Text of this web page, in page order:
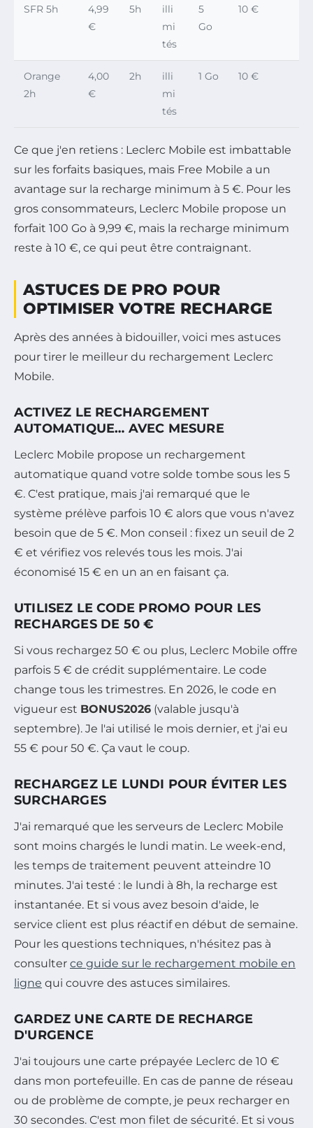
SFR 5h
4,99
€
5h
illi
mi
tés
5
Go
10 €
Orange
2h
4,00
€
2h
illi
mi
tés
1 Go 10 €
Ce que j'en retiens : Leclerc Mobile est imbattable
sur les forfaits basiques, mais Free Mobile a un
avantage sur la recharge minimum à 5 €. Pour les
gros consommateurs, Leclerc Mobile propose un
forfait 100 Go à 9,99 €, mais la recharge minimum
reste à 10 €, ce qui peut être contraignant.
ASTUCES DE PRO POUR
OPTIMISER VOTRE RECHARGE
Après des années à bidouiller, voici mes astuces
pour tirer le meilleur du rechargement Leclerc
Mobile.
ACTIVEZ LE RECHARGEMENT
AUTOMATIQUE… AVEC MESURE
Leclerc Mobile propose un rechargement
automatique quand votre solde tombe sous les 5
€. C'est pratique, mais j'ai remarqué que le
système prélève parfois 10 € alors que vous n'avez
besoin que de 5 €. Mon conseil : fixez un seuil de 2
€ et vérifiez vos relevés tous les mois. J'ai
économisé 15 € en un an en faisant ça.
UTILISEZ LE CODE PROMO POUR LES
RECHARGES DE 50 €
Si vous rechargez 50 € ou plus, Leclerc Mobile offre
parfois 5 € de crédit supplémentaire. Le code
change tous les trimestres. En 2026, le code en
vigueur est BONUS2026 (valable jusqu'à
septembre). Je l'ai utilisé le mois dernier, et j'ai eu
55 € pour 50 €. Ça vaut le coup.
RECHARGEZ LE LUNDI POUR ÉVITER LES
SURCHARGES
J'ai remarqué que les serveurs de Leclerc Mobile
sont moins chargés le lundi matin. Le week-end,
les temps de traitement peuvent atteindre 10
minutes. J'ai testé : le lundi à 8h, la recharge est
instantanée. Et si vous avez besoin d'aide, le
service client est plus réactif en début de semaine.
Pour les questions techniques, n'hésitez pas à
consulter ce guide sur le rechargement mobile en
ligne qui couvre des astuces similaires.
GARDEZ UNE CARTE DE RECHARGE
D'URGENCE
J'ai toujours une carte prépayée Leclerc de 10 €
dans mon portefeuille. En cas de panne de réseau
ou de problème de compte, je peux recharger en
30 secondes. C'est mon filet de sécurité. Et si vous